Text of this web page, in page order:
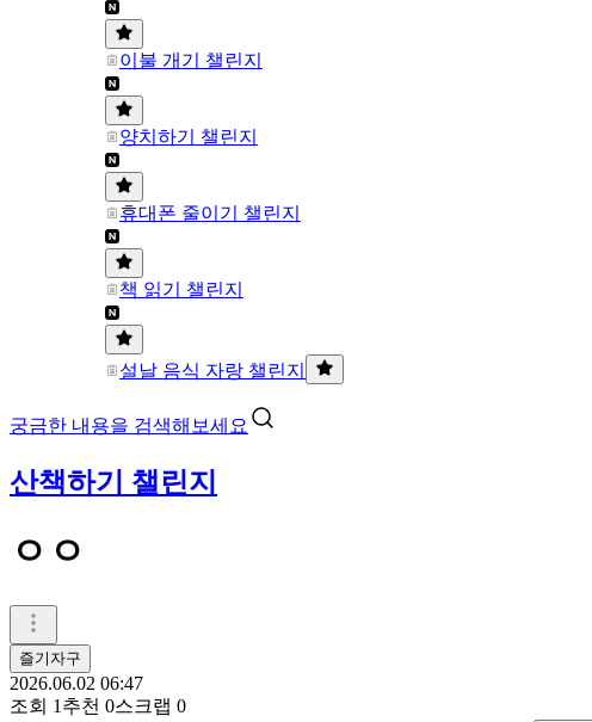
이불 개기 챌린지
양치하기 챌린지
휴대폰 줄이기 챌린지
책 읽기 챌린지
설날 음식 자랑 챌린지
궁금한 내용을 검색해보세요
산책하기 챌린지
ㅇㅇ
즐기자구
2026.06.02 06:47
조회 1 추천 0스크랩 0